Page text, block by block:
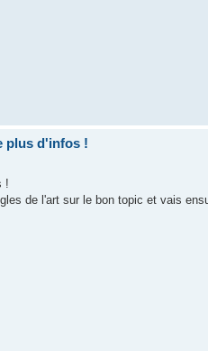
plus d'infos !
!
de l'art sur le bon topic et vais